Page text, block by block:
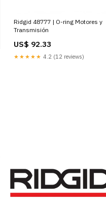
Ridgid 48777 | O-ring Motores y
Transmisión
US$ 92.33
★★★★★ 4.2 (12 reviews)